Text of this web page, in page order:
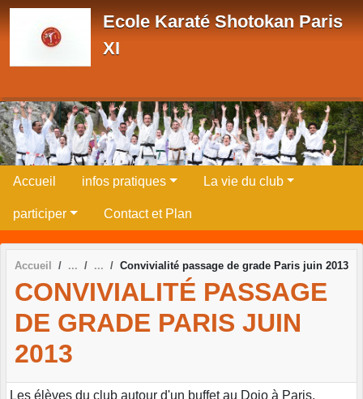
Ecole Karaté Shotokan Paris
XI
Accueil infos pratiques La vie du club
participer Contact et Plan
Accueil Convivialité passage de grade Paris juin 2013
CONVIVIALITÉ PASSAGE
DE GRADE PARIS JUIN
2013
Les élèves du club autour d'un buffet au Dojo à Paris.
Panneau de gestion des cookies